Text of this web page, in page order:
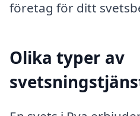
företag för ditt
Olika typer av